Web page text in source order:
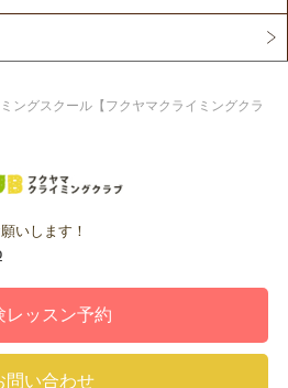
ングスクール【フクヤマクライミングクラ
いします！
レッスン予約
問い合わせ